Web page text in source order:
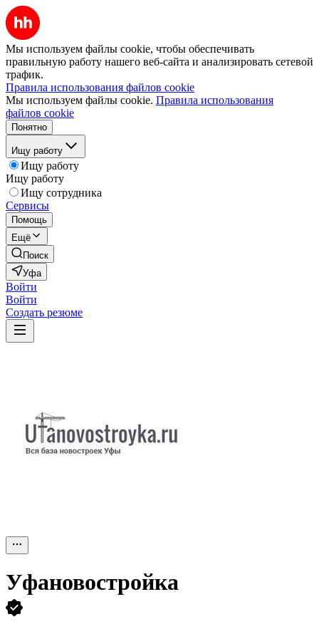
Мы используем файлы cookie, чтобы обеспечивать
правильную работу нашего веб-сайта и анализировать сетевой
трафик.
Правила использования файлов cookie
Мы используем файлы cookie. Правила использования
файлов cookie
Понятно
Ищу работу
Ищу работу
Ищу работу
Ищу сотрудника
Сервисы
Помощь
Ещё
Поиск
Уфа
Войти
Войти
Создать резюме
Уфановостройка